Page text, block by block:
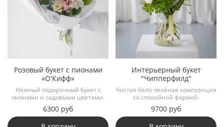
Розовый букет с пионами
«О'Кифф»
Нежный подарочный букет с
пионами и садовыми цветами.
6300 руб
Интерьерный букет
"Чипперфилд"
Чистая бело-зелёная композиция
со спокойной формой.
9700 руб